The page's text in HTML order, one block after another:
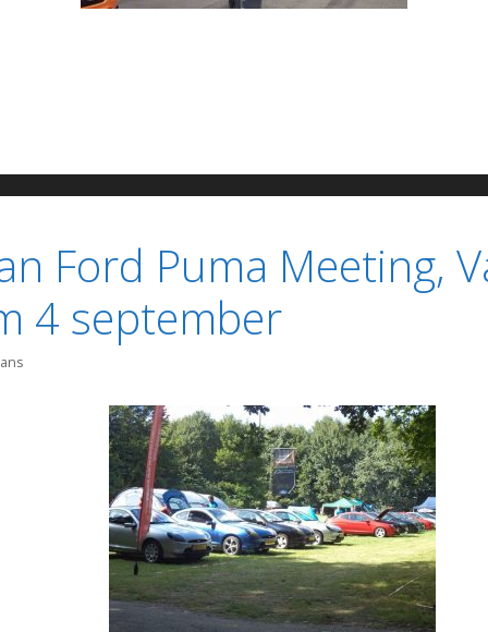
Ford Puma Meeting,
4 september